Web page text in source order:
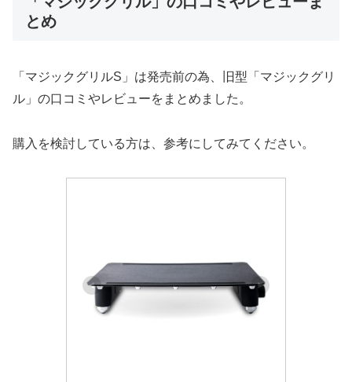
とめ
「マジックグリルS」は発売前の為、旧型「マジックグリ
ル」の口コミやレビューをまとめました。
購入を検討している方は、参考にしてみてください。